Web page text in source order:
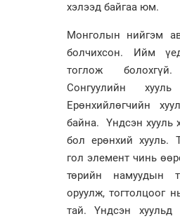
хэлээд байгаа юм.
Монголын нийгэм
болчихсон. Ийм
тоглож
Сонгуулийн
Ерөнхийлөгчийн
байна. Үндсэн хууль
бол ерөн­хий хууль.
гол элемент чинь
төрийн намуу­дын
оруулж, тог­тол­цоог
тай. Үндсэн хуульд